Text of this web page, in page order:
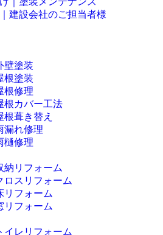
建設会社のご担当者様
壁塗装
根塗装
根修理
根カバー工法
根葺き替え
漏れ修理
樋修理
納リフォーム
ロスリフォーム
リフォーム
リフォーム
イレリフォーム